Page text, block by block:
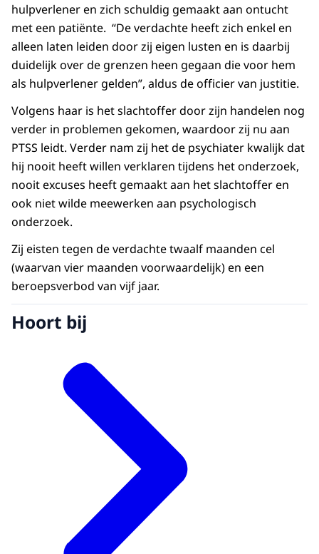
hulpverlener en zich schuldig gemaakt aan ontucht
met een patiënte. “De verdachte heeft zich enkel en
alleen laten leiden door zij eigen lusten en is daarbij
duidelijk over de grenzen heen gegaan die voor hem
als hulpverlener gelden”, aldus de officier van justitie.
Volgens haar is het slachtoffer door zijn handelen nog
verder in problemen gekomen, waardoor zij nu aan
PTSS leidt. Verder nam zij het de psychiater kwalijk dat
hij nooit heeft willen verklaren tijdens het onderzoek,
nooit excuses heeft gemaakt aan het slachtoffer en
ook niet wilde meewerken aan psychologisch
onderzoek.
Zij eisten tegen de verdachte twaalf maanden cel
(waarvan vier maanden voorwaardelijk) en een
beroepsverbod van vijf jaar.
Hoort bij